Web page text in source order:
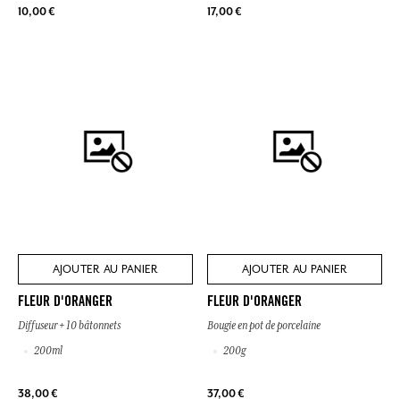
10,00 € 17,00 €
AJOUTER AU PANIER
FLEUR D'ORANGER
Diffuseur + 10 bâtonnets
200ml
38,00 €
AJOUTER AU PANIER
FLEUR D'ORANGER
Bougie en pot de porcelaine
200g
37,00 €